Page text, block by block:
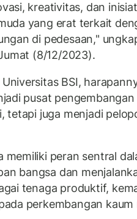
kreativitas, dan
yang erat terkait
di pedesaan,"
(8/12/2023).
BSI,
pusat pengembangan
tetapi juga menjadi
memiliki peran sentral
bangsa dan
tenaga produktif,
perkembangan kaum